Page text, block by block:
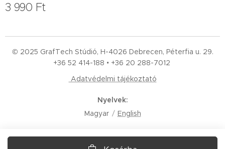
3 990 Ft
© 2025 GrafTech Stúdió, H-4026 Debrecen, Péterfia u. 29.
+36 52 414-188 • +36 20 288-7012
Adatvédelmi tájékoztató
Nyelvek
Magyar
English